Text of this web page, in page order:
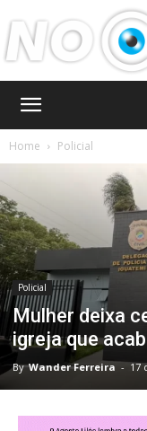
Home Policial
Policial
Mulher deixa
igreja que
By Wander Ferreira - 17